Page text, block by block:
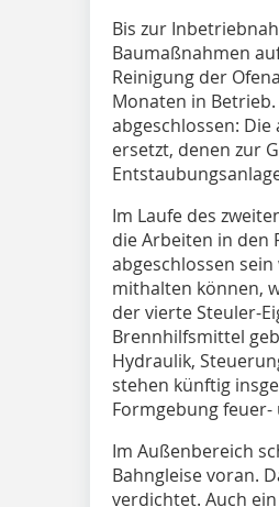
Bis zur
Baumaßnahmen
Reinigung der
Monaten in
abgeschlossen:
ersetzt, denen zur
Im Laufe des
die Arbeiten in den
abgeschlossen
mithalten können,
der vierte Steuler-
Brennhilfsmittel
Hydraulik,
stehen künftig
Formgebung
Im Außenbereich
Bahngleise voran.
verdichtet. Auch